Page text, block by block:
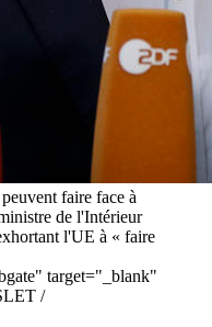
faire face à
de l'Intérieur
l'UE à « faire
target="_blank"
/